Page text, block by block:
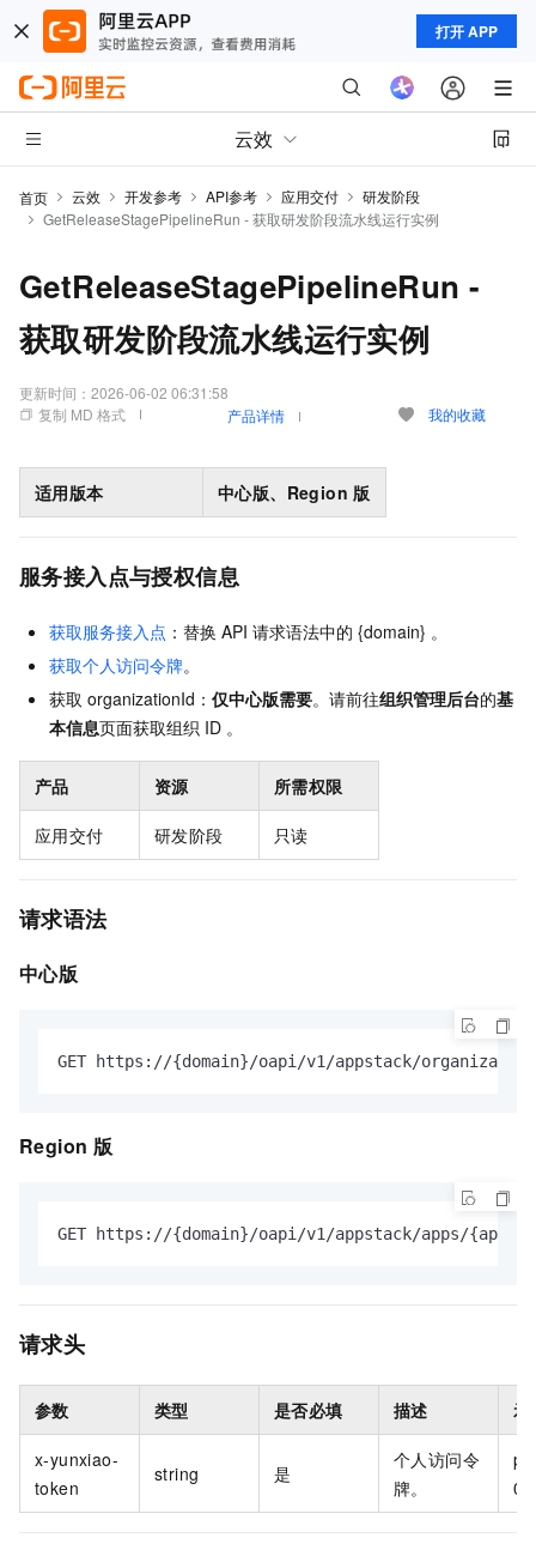
打开 APP
云效
首页 云效 开发参考 API参考 应用交付
研发阶段
GetReleaseStagePipelineRun - 获取研发阶段流水线运行实例
GetReleaseStagePipelineRun -
获取研发阶段流水线运行实例
更新时间： 2026-06-02 06:31:58
复制 MD 格式
产品详情 我的收藏
适用版本 中心版、Region 版
服务接入点与授权信息
获取服务接入点 ：替换 API 请求语法中的 {domain} 。
获取个人访问令牌。
获取 organizationId：仅中心版需要。请前往组织管理后台的基
本信息页面获取组织 ID 。
产品 资源 所需权限
应用交付 研发阶段 只读
请求语法
中心版
GET https://{domain}/oapi/v1/appstack/
Region 版
GET https://{domain}/oapi/v1/appstack/apps/
请求头
参数 类型 是否必填 描述 示
x-yunxiao-
token
string 是
个人访问令
牌。
pt-